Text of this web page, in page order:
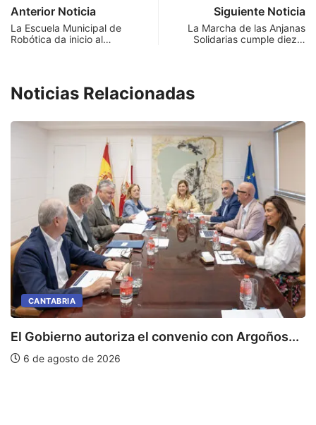
Anterior Noticia
La Escuela Municipal de
Robótica da inicio al…
Siguiente Noticia
La Marcha de las Anjanas
Solidarias cumple diez…
Noticias Relacionadas
CANTABRIA
El Gobierno autoriza el convenio con Argoños...
6 de agosto de 2026